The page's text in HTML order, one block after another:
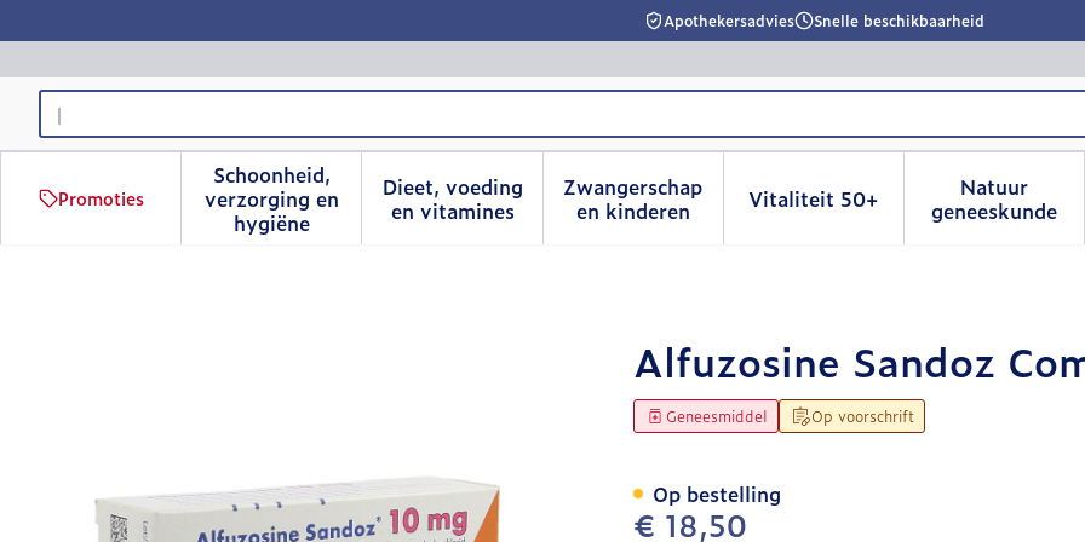
Apothekersadvies Snelle beschikbaarheid
Product, merk, categorie...
Promoties
Schoonheid,
verzorging en
hygiëne
Toon submenu voor Schoonheid, verzorging en hygiëne categorie
Dieet, voeding
en vitaminesToon submenu voor Dieet, voeding en vitamines categorie
Zwangerschap
en kinderenToon submenu voor Zwangerschap en
Vitaliteit 50+Toon submenu voor
Natuur
geneeskunde
Toon
Alfuzosine Sandoz Comp 30 X 10mgAlfuzosine Sandoz
Op voorschrift
Geneesmiddel
€ 18,50
Op bestelling